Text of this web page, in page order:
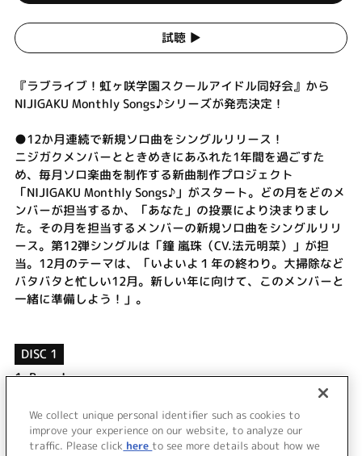
試聴 ▶︎
『ラブライブ！虹ヶ咲学園スクールアイドル同好会』から
NIJIGAKU Monthly Songs♪シリーズが発売決定！
●12か月連続で新規ソロ曲をシングルリリース！
ニジガクメンバーとときめきにあふれた1年間を過ごすた
め、毎月ソロ楽曲を制作する新曲制作プロジェクト
「NIJIGAKU Monthly Songs♪」がスタート。どの月をどのメ
ンバーが担当するか、「あなた」の投票により決まりまし
た。その月を担当するメンバーの新規ソロ曲をシングルリリ
ース。第12弾シングルは「鐘 嵐珠（CV.法元明菜）」が担
当。12月のテーマは、「いよいよ１年の終わり。大掃除など
バタバタと忙しい12月。新しい年に向けて、このメンバーと
一緒に準備しよう！」。
DISC 1
1.Bravo!
Bravo! (Off Vocal)
Seabird (Off Vocal)
We collect unique personal identifier such as cookies to
improve your experience on our website, to analyze our
traffic. Please click here to see more details about how we